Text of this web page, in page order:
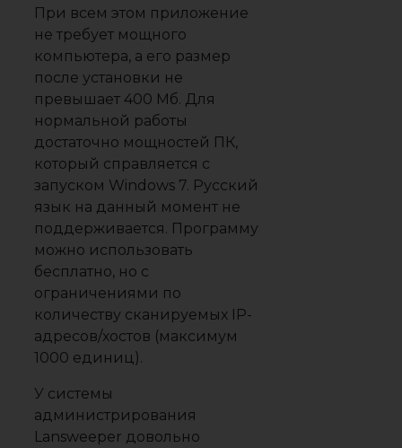
При всем этом приложение
не требует мощного
компьютера, а его размер
после установки не
превышает 400 Мб. Для
нормальной работы
достаточно мощностей ПК,
который справляется с
запуском Windows 7. Русский
язык на данный момент не
поддерживается. Программу
можно использовать
бесплатно, но с
ограничениями по
количеству сканируемых IP-
адресов/хостов (максимум
1000 единиц).
У системы
администрирования
Lansweeper довольно